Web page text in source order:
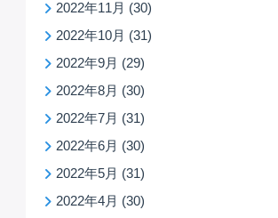
2022年11月 (30)
2022年10月 (31)
2022年9月 (29)
2022年8月 (30)
2022年7月 (31)
2022年6月 (30)
2022年5月 (31)
2022年4月 (30)